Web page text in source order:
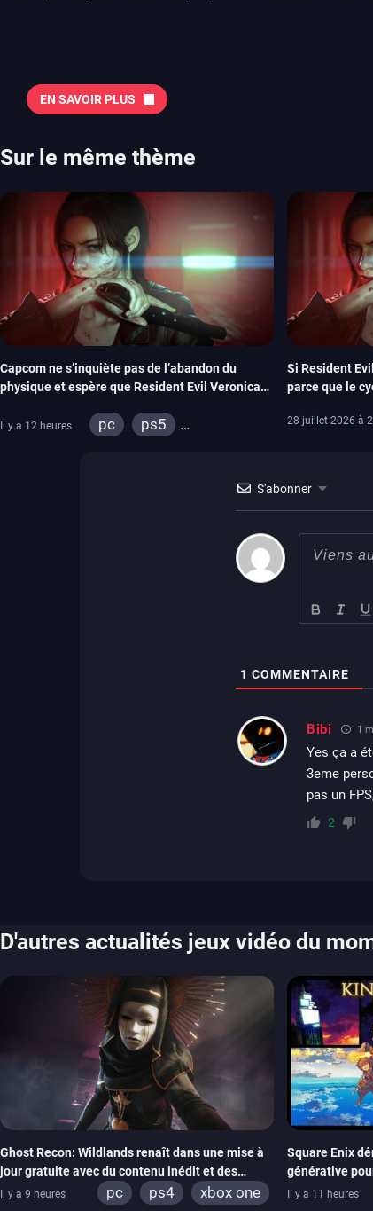
Tokon ou encore Beast of Reincarnation, qui nous montre que
chose d’ambitieux que Pokémon. On n’oubliera pas la période
2026 Vous trouverez ici tous les jeux majeurs qui sortiront au
aussi les jeux de ce mois dans notre page dédiée…
EN SAVOIR PLUS
Sur le même thème
Capcom ne s’inquiète pas de l’abandon du
physique et espère que Resident Evil Veronica
Il y a 12 heures pc
ps5
Si Resident
parce que le
28 juillet 2026 à
S'abonner
1 COMMENTAIRE
Bibi 1
Yes ça a
3eme
pas un
2
D'autres actualités jeux vidéo du
Ghost Recon: Wildlands renaît dans une mise à
jour gratuite avec du contenu inédit et des
visuels améliorés
Il y a 9 heures pc ps4 xbox one
Square Enix
générative
Hearts
Il y a 11 heures